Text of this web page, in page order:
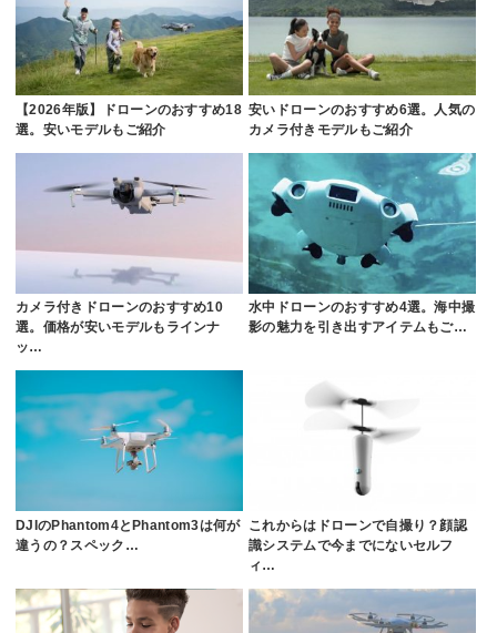
【2026年版】ドローンのおすすめ18
選。安いモデルもご紹介
安いドローンのおすすめ6選。人気の
カメラ付きモデルもご紹介
カメラ付きドローンのおすすめ10
選。価格が安いモデルもラインナ
ッ…
水中ドローンのおすすめ4選。海中撮
影の魅力を引き出すアイテムもご…
DJIのPhantom4とPhantom3は何が
違うの？スペック…
これからはドローンで自撮り？顔認
識システムで今までにないセルフ
ィ…